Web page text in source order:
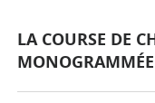
LA COURSE DE